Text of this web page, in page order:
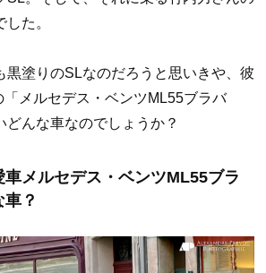
た。
黒塗りのSLなのだろうと思いきや、彼
メルセデス・ベンツML55ブラバ
どんな車なのでしょうか？
メルセデス・ベンツML55ブラ
？